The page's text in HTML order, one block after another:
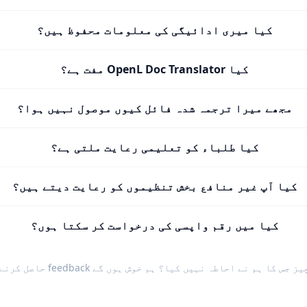
کیا میری ادائیگی کی معلومات محفوظ ہیں؟
کیا OpenL Doc Translator مفت ہے؟
مجھے میرا ترجمہ شدہ فائل کیوں موصول نہیں ہوا؟
کیا طلباء کو تعلیمی رعایت ملتی ہے؟
کیا آپ غیر منافع بخش تنظیموں کو رعایت دیتے ہیں؟
کیا میں رقم واپسی کی درخواست کر سکتا ہوں؟
جس کا ہم نے احاطہ نہیں کیا؟ ہم خوش ہوں گےfeedback حاصل کرنے میں